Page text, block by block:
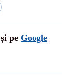
pe Google